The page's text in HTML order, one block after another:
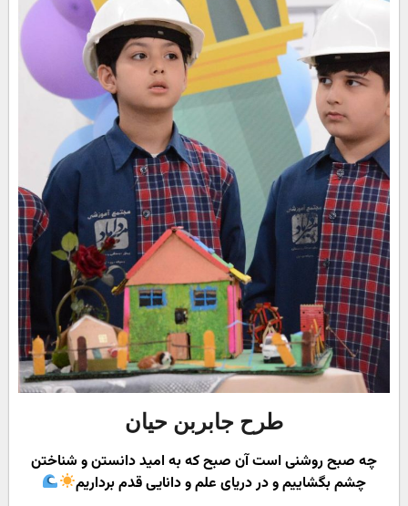
طرح جابربن حیان
چه صبح روشنی است آن صبح که به امید دانستن و شناختن
چشم بگشاییم و در دریای علم و دانایی قدم برداریم